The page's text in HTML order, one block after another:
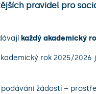
pravidel pro
každý akademický
rok 2025/2026
žádostí –